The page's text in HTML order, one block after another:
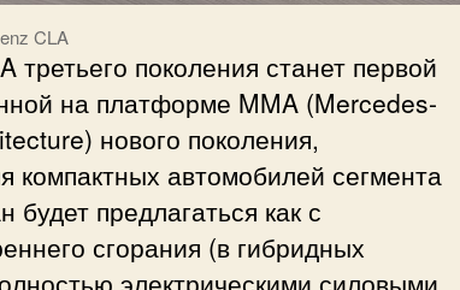
CLA
третьего поколения станет первой
на платформе MMA (Mercedes-
нового поколения,
компактных автомобилей сегмента
предлагаться как с
сгорания (в гибридных
электрическими силовыми